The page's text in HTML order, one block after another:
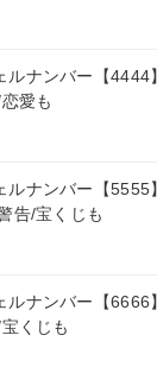
ルナンバー【4444
愛も
ルナンバー【5555
告/宝くじも
ルナンバー【6666
くじも